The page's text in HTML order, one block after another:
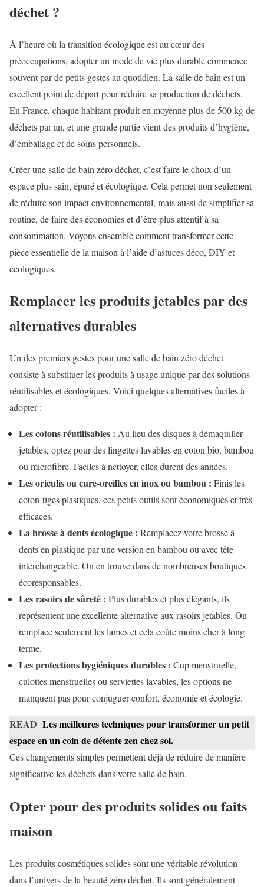
déchet ?
À l’heure où la transition écologique est au cœur des
préoccupations, adopter un mode de vie plus durable commence
souvent par de petits gestes au quotidien. La salle de bain est un
excellent point de départ pour réduire sa production de déchets.
En France, chaque habitant produit en moyenne plus de 500 kg de
déchets par an, et une grande partie vient des produits d’hygiène,
d’emballage et de soins personnels.
Créer une salle de bain zéro déchet, c’est faire le choix d’un
espace plus sain, épuré et écologique. Cela permet non seulement
de réduire son impact environnemental, mais aussi de simplifier sa
routine, de faire des économies et d’être plus attentif à sa
consommation. Voyons ensemble comment transformer cette
pièce essentielle de la maison à l’aide d’astuces déco, DIY et
écologiques.
Remplacer les produits jetables par des
alternatives durables
Un des premiers gestes pour une salle de bain zéro déchet
consiste à substituer les produits à usage unique par des solutions
réutilisables et écologiques. Voici quelques alternatives faciles à
adopter :
Les cotons réutilisables : Au lieu des disques à démaquiller
jetables, optez pour des lingettes lavables en coton bio, bambou
ou microfibre. Faciles à nettoyer, elles durent des années.
Les oriculis ou cure-oreilles en inox ou bambou : Finis les
coton-tiges plastiques, ces petits outils sont économiques et très
efficaces.
La brosse à dents écologique : Remplacez votre brosse à
dents en plastique par une version en bambou ou avec tête
interchangeable. On en trouve dans de nombreuses boutiques
écoresponsables.
Les rasoirs de sûreté : Plus durables et plus élégants, ils
représentent une excellente alternative aux rasoirs jetables. On
remplace seulement les lames et cela coûte moins cher à long
terme.
Les protections hygiéniques durables : Cup menstruelle,
culottes menstruelles ou serviettes lavables, les options ne
manquent pas pour conjuguer confort, économie et écologie.
READ Les meilleures techniques pour transformer un petit
espace en un coin de détente zen chez soi.
Ces changements simples permettent déjà de réduire de manière
significative les déchets dans votre salle de bain.
Opter pour des produits solides ou faits
maison
Les produits cosmétiques solides sont une véritable révolution
dans l’univers de la beauté zéro déchet. Ils sont généralement